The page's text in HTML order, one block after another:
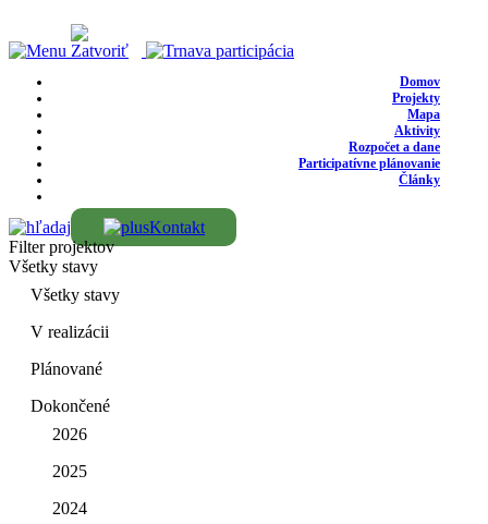
Domov
Projekty
Mapa
Aktivity
Rozpočet a dane
Participatívne plánovanie
Články
Kontakt
Filter projektov
Všetky stavy
Všetky stavy
V realizácii
Plánované
Dokončené
2026
2025
2024